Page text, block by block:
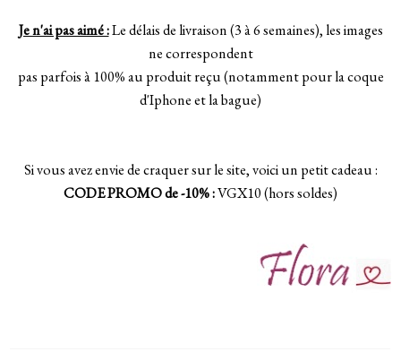
Je n'ai pas aimé :Le délais de livraison (3 à 6 semaines), les images
ne correspondent
pas parfois à 100% au produit reçu (notamment pour la coque
d'Iphone et la bague)
Si vous avez envie de craquer sur le site, voici un petit cadeau :
CODE PROMO de -10% :VGX10 (hors soldes)